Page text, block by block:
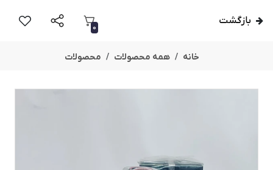
بازگشت
0
خانه همه محصولات محصولات